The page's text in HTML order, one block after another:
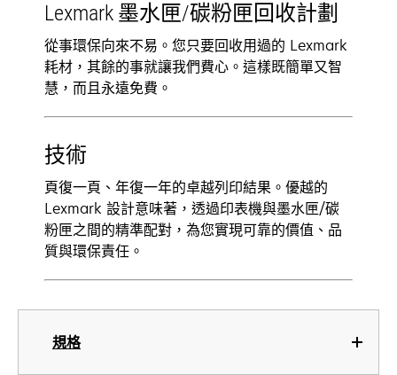
規格
Lexmark 墨水匣/碳粉匣回收計劃
從事環保向來不易。您只要回收用過的 Lexmark
耗材，其餘的事就讓我們費心。這樣既簡單又智
慧，而且永遠免費。
技術
頁復一頁、年復一年的卓越列印結果。優越的
Lexmark 設計意味著，透過印表機與墨水匣/碳
粉匣之間的精準配對，為您實現可靠的價值、品
質與環保責任。